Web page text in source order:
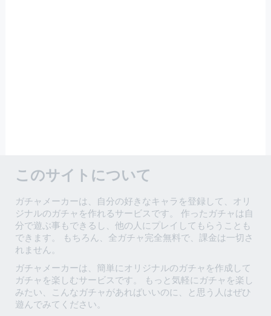
このサイトについて
ガチャメーカーは、自分の好きなキャラを登録して、オリ
ジナルのガチャを作れるサービスです。 作ったガチャは自
分で遊ぶ事もできるし、他の人にプレイしてもらうことも
できます。 もちろん、全ガチャ完全無料で、課金は一切さ
れません。
ガチャメーカーは、簡単にオリジナルのガチャを作成して
ガチャを楽しむサービスです。 もっと気軽にガチャを楽し
みたい、こんなガチャがあればいいのに、と思う人はぜひ
遊んでみてください。